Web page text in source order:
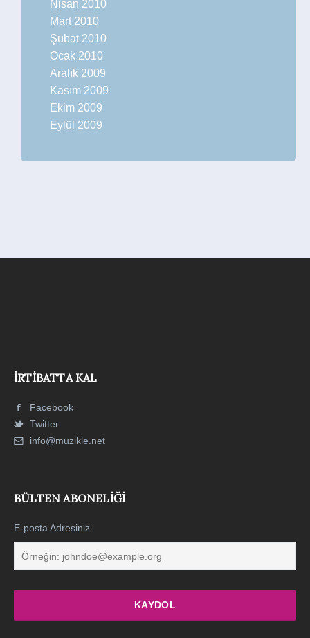
Nisan 2010
Mart 2010
Şubat 2010
Ocak 2010
Aralık 2009
Kasım 2009
Ekim 2009
Eylül 2009
İRTIBATTA KAL
Facebook
Twitter
info@muzikle.net
BÜLTEN ABONELIĞI
E-posta Adresiniz